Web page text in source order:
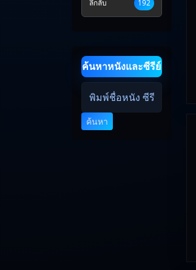
ลึกลับ 192
ค้นหาหนังและซีรีย์
ค้นหา